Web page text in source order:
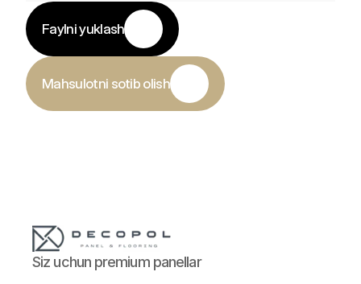
Faylni yuklash
Mahsulotni sotib olish
Siz uchun premium panellar